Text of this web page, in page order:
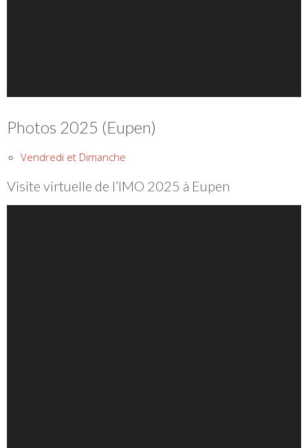
Photos 2025 (Eupen)
Vendredi et Dimanche
Visite virtuelle de l’IMO 2025 à Eupen